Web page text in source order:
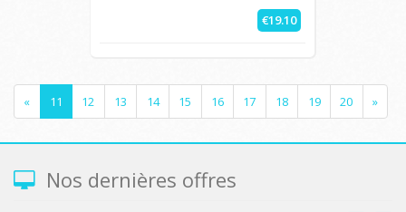
€19.10
« 11 12 13 14 15 16 17 18 19 20 »
Nos dernières offres